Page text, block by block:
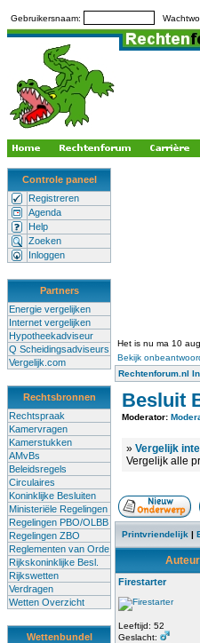
Gebruikersnaam:
Controle paneel
Registreren
Agenda
Help
Zoeken
Inloggen
Partners
Energie vergelijken
Internet vergelijken
Hypotheekadviseur
Q Scheidingsadviseurs
Vergelijk.com
Rechtsbronnen
Rechtspraak
Kamervragen
Kamerstukken
AMvBs
Beleidsregels
Circulaires
Koninklijke Besluiten
Ministeriële Regelingen
Regelingen PBO/OLBB
Regelingen ZBO
Reglementen van Orde
Rijkskoninklijke Besl.
Rijkswetten
Verdragen
Wetten Overzicht
Wettenbundel
Het is nu ma 10
Bekijk
Rechtenforum.nl
Besluit
Moderator:
» Vergelijk
Vergelijk alle
Printvriendelijk |
Auteur
Firestarter
Leeftijd: 52
Geslacht: